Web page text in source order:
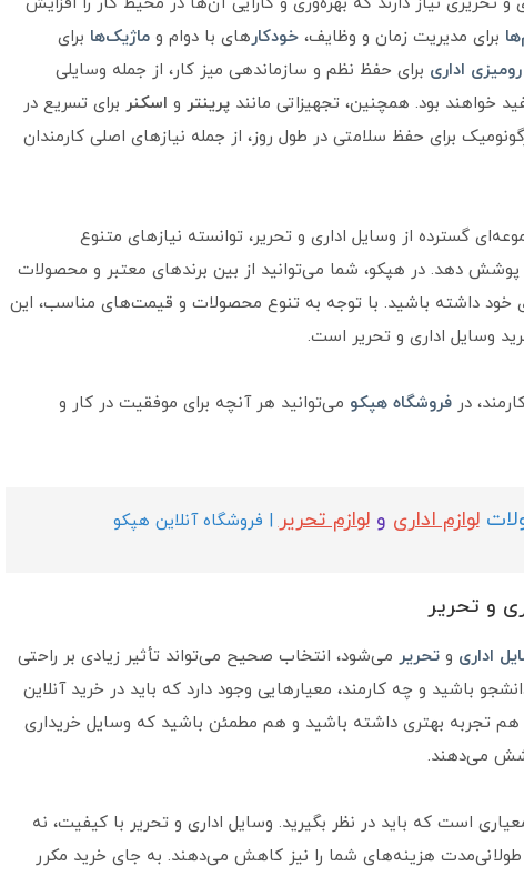
برای مدیریت زمان و وظایف، خودکارهای با دوام و ماژیک‌ها برای
اداری برای حفظ نظم و سازماندهی میز کار، از جمله وسایلی
خواهند بود. همچنین، تجهیزاتی مانند پرینتر و اسکنر برای تسریع در
برای حفظ سلامتی در طول روز، از جمله نیازهای اصلی کارمندان
گسترده از وسایل اداری و تحریر، توانسته نیازهای متنوع
پوشش دهد. در هپکو، شما می‌توانید از بین برندهای معتبر و محصولات
خود داشته باشید. با توجه به تنوع محصولات و قیمت‌های مناسب، این
وسایل اداری و تحریر است.
در فروشگاه هپکو می‌توانید هر آنچه برای موفقیت در کار و
لوازم اداری ولوازم تحریر | فروشگاه آنلاین هپکو
و تحریر
اداری و تحریر می‌شود، انتخاب صحیح می‌تواند تأثیر زیادی بر راحتی
باشید و چه کارمند، معیارهایی وجود دارد که باید در خرید آنلاین
هم تجربه بهتری داشته باشید و هم مطمئن باشید که وسایل خریداری
می‌دهند.
است که باید در نظر بگیرید. وسایل اداری و تحریر با کیفیت، نه
طولانی‌مدت هزینه‌های شما را نیز کاهش می‌دهند. به جای خرید مکرر